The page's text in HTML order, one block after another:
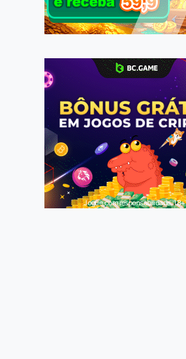
Jogue com responsabilidade. 18+